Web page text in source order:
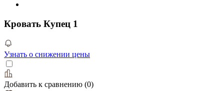
Кровать Купец 1
Узнать о снижении цены
Добавить к сравнению (0)